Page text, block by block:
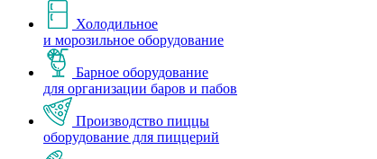
Холодильное
и морозильное оборудование
Барное оборудование
для организации баров и пабов
Производство пиццы
оборудование для пиццерий